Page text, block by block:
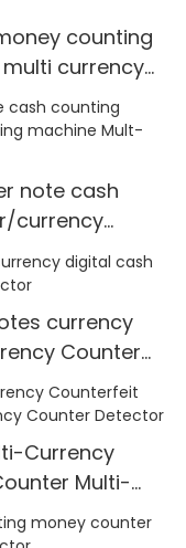
counting
currency
Detector
note cash
currency
currency
Counter
Currency
Multi-